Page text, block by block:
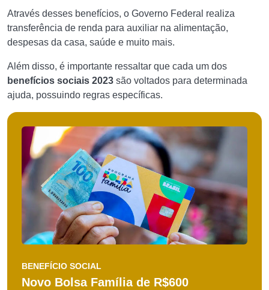
Através desses benefícios, o Governo Federal realiza
transferência de renda para auxiliar na alimentação,
despesas da casa, saúde e muito mais.
Além disso, é importante ressaltar que cada um dos
benefícios sociais 2023 são voltados para determinada
ajuda, possuindo regras específicas.
BENEFÍCIO SOCIAL
Novo Bolsa Família de R$600